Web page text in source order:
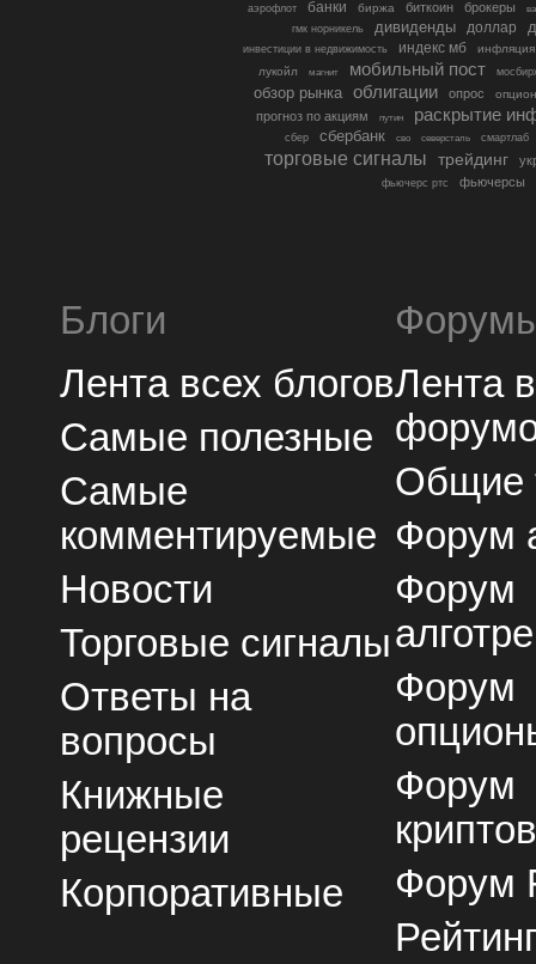
аэрофлот банки биржа биткоин брокеры
гмк норникель
дивиденды доллар
инвестиции в недвижимость индекс мб
инфляция
лукойл
магнит мобильный пост
обзор рынка облигации опрос
прогноз по акциям путин раскрытие
сбер сбербанк сво северсталь смартлаб
торговые сигналы трейдинг
фьючерс ртс фьючерсы
Блоги
Лента всех блогов
Самые полезные
Самые
комментируемые
Новости
Торговые сигналы
Ответы на
вопросы
Книжные
рецензии
Корпоративные
Лента
Общие
Форум
Форум
Форум
Форум
Форум